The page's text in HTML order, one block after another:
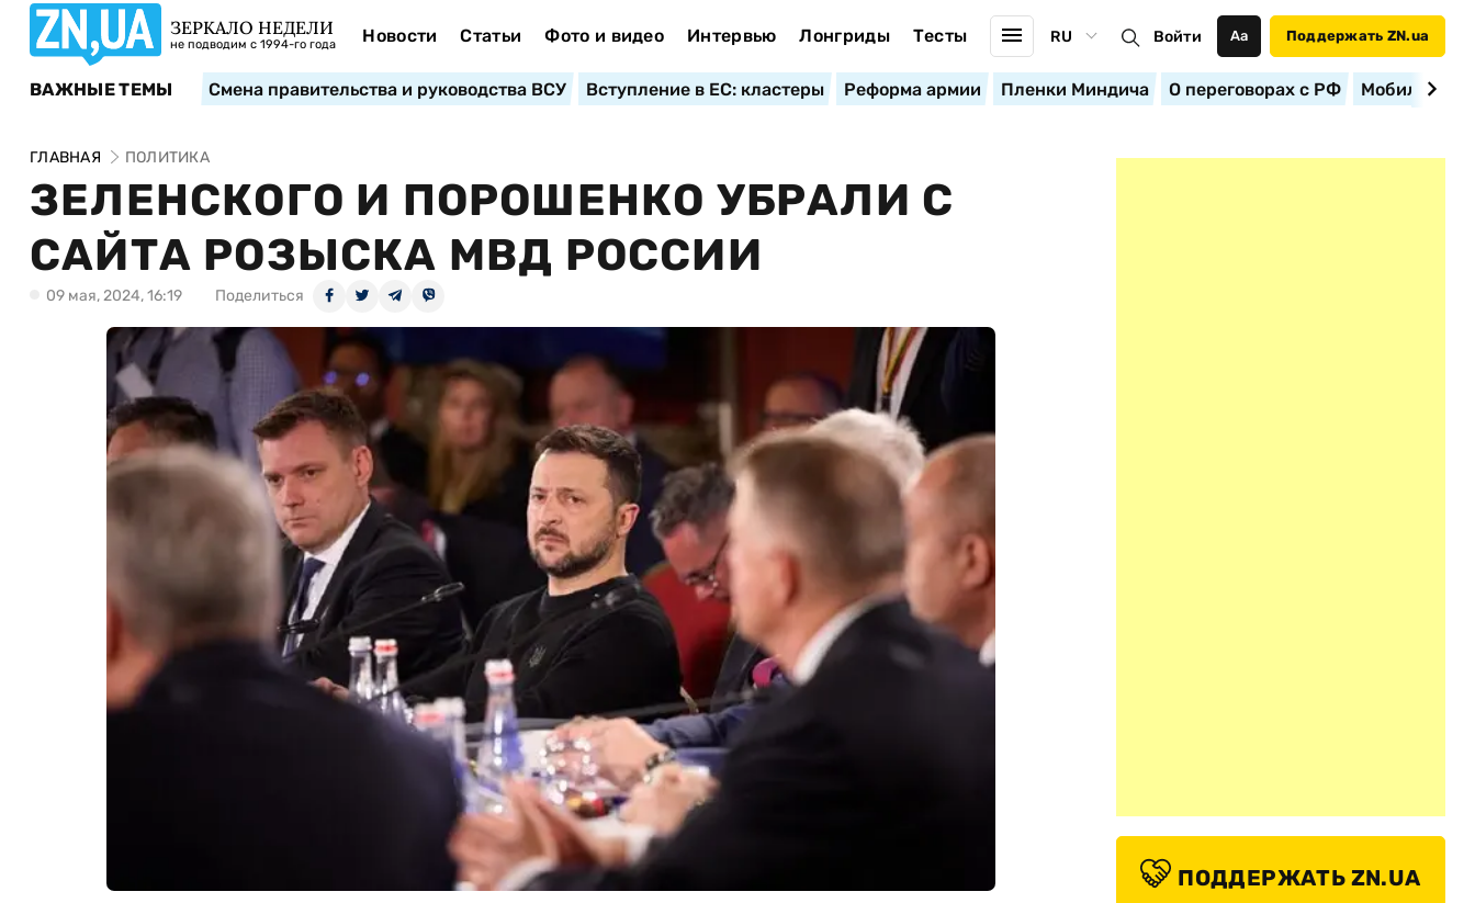
ЗЕРКАЛО НЕДЕЛИ
не подводим с 1994-го года Новости Статьи Фото и видео Интервью Лонгриды Тесты RU Войти Аа Поддержать ZN.ua
ВАЖНЫЕ ТЕМЫ Смена правительства и руководства ВСУ Вступление в ЕС: кластеры Реформа армии Пленки Миндича О переговорах с РФ
ГЛАВНАЯ ПОЛИТИКА
ЗЕЛЕНСКОГО И ПОРОШЕНКО УБРАЛИ С
САЙТА РОЗЫСКА МВД РОССИИ
09 мая, 2024, 16:19 Поделиться
ПОДДЕРЖАТЬ ZN.UA